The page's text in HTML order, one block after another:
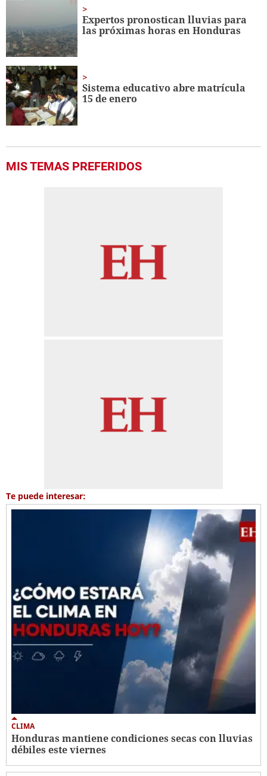
Expertos pronostican lluvias para
las próximas horas en Honduras
Sistema educativo abre matrícula
15 de enero
MIS TEMAS PREFERIDOS
Te puede interesar:
CLIMA
Honduras mantiene condiciones secas con lluvias
débiles este viernes